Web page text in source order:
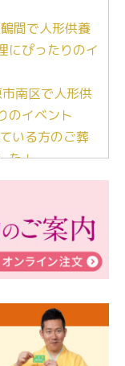
間で人形供養
にぴったりのイ
南区で人形供
のイベント
いる方のご葬
た！
マンガで学
ハウス®町田成
害の寄付のご報
な家族葬ハウ
てみよう！